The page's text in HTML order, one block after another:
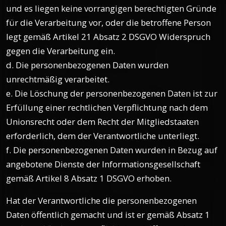
und es liegen keine vorrangigen berechtigten Gründe
für die Verarbeitung vor, oder die betroffene Person
legt gemäß Artikel 21 Absatz 2 DSGVO Widerspruch
gegen die Verarbeitung ein.
d. Die personenbezogenen Daten wurden
unrechtmäßig verarbeitet.
e. Die Löschung der personenbezogenen Daten ist zur
Erfüllung einer rechtlichen Verpflichtung nach dem
Unionsrecht oder dem Recht der Mitgliedstaaten
erforderlich, dem der Verantwortliche unterliegt.
f. Die personenbezogenen Daten wurden in Bezug auf
angebotene Dienste der Informationsgesellschaft
gemäß Artikel 8 Absatz 1 DSGVO erhoben.
Hat der Verantwortliche die personenbezogenen
Daten öffentlich gemacht und ist er gemäß Absatz 1